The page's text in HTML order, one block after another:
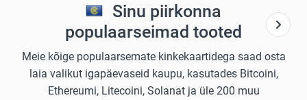
Sinu piirkonna
populaarseimad tooted
Meie kõige populaarsemate kinkekaartidega saad osta
laia valikut igapäevaseid kaupu, kasutades Bitcoini,
Ethereumi, Litecoini, Solanat ja üle 200 muu